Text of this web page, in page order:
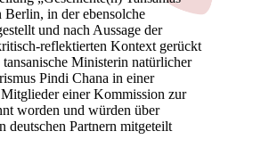
in der ebensolche
und nach Aussage der
reflektierten Kontext gerückt
Ministerin natürlicher
Pindi Chana in einer
einer Kommission zur
worden und würden über
deutschen Partnern mitgeteilt